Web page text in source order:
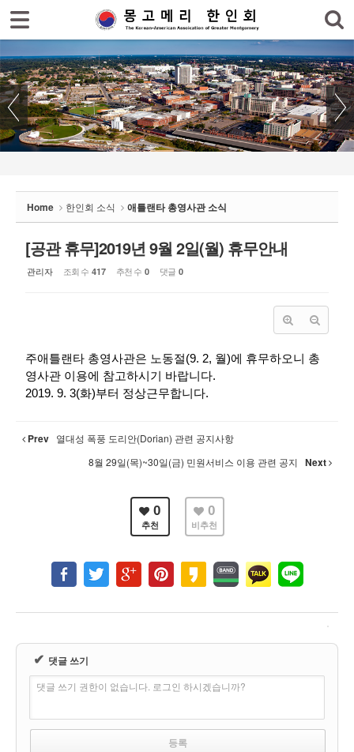
Home 한인회 소식 애틀랜타 총영사관 소식
[공관 휴무]2019년 9월 2일(월) 휴무안내
관리자 조회 수 417 추천 수 0 댓글 0
주애틀랜타 총영사관은 노동절(9. 2, 월)에 휴무하오니 총
영사관 이용에 참고하시기 바랍니다.
2019. 9. 3(화)부터 정상근무합니다.
Prev 열대성 폭풍 도리안(Dorian) 관련 공지사항
8월 29일(목)~30일(금) 민원서비스 이용 관련 공지 Next
0
추천
0
비추천
✔ 댓글 쓰기
댓글 쓰기 권한이 없습니다. 로그인 하시겠습니까?
로그인 회원가입
한인회
한인회 소식
- 공지사항
- 몽고메리 한인회 이모저모
- 사진으로 보는 한인회
- 애틀랜타 총영사관 소식
Sketchbook5, 스케치북5
Sketchbook5, 스케치북5